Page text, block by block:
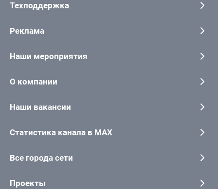
Техподдержка
Реклама
Наши мероприятия
О компании
Наши вакансии
Статистика канала в MAX
Все города сети
Проекты